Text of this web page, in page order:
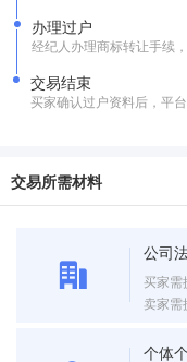
办理过户
经纪人办理商标转让手续
交易结束
买家确认过户资料后，平
交易所需材料
公司
买家需
卖家需
个体